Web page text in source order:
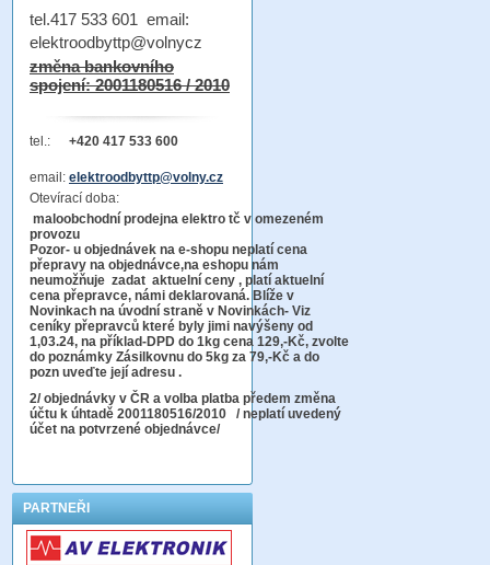
tel.417 533 601 email:
elektroodbyttp@volnycz
změna bankovního
spojení: 2001180516 / 2010
tel.: +420 417 533 600
email: elektroodbyttp@volny.cz
Otevírací doba:
maloobchodní prodejna elektro tč v omezeném
provozu
Pozor- u objednávek na e-shopu neplatí cena
přepravy na objednávce,na eshopu nám
neumožňuje zadat aktuelní ceny , platí aktuelní
cena přepravce, námi deklarovaná. Blíže v
Novinkach na úvodní straně v Novinkách- Viz
ceníky přepravců které byly jimi navýšeny od
1,03.24, na příklad-DPD do 1kg cena 129,-Kč, zvolte
do poznámky Zásilkovnu do 5kg za 79,-Kč a do
pozn uveďte její adresu .
2/ objednávky v ČR a volba platba předem změna
účtu k úhtadě 2001180516/2010 / neplatí uvedený
účet na potvrzené objednávce/
PARTNEŘI